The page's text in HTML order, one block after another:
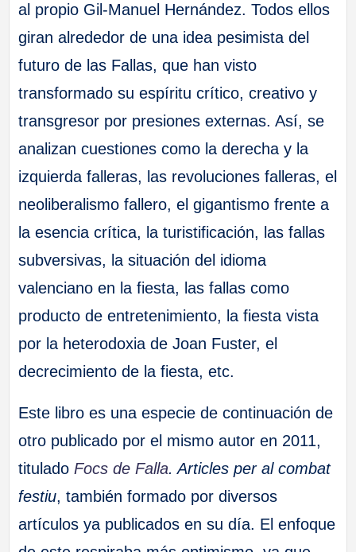
al propio Gil-Manuel Hernández. Todos ellos
giran alrededor de una idea pesimista del
futuro de las Fallas, que han visto
transformado su espíritu crítico, creativo y
transgresor por presiones externas. Así, se
analizan cuestiones como la derecha y la
izquierda falleras, las revoluciones falleras, el
neoliberalismo fallero, el gigantismo frente a
la esencia crítica, la turistificación, las fallas
subversivas, la situación del idioma
valenciano en la fiesta, las fallas como
producto de entretenimiento, la fiesta vista
por la heterodoxia de Joan Fuster, el
decrecimiento de la fiesta, etc.
Este libro es una especie de continuación de
otro publicado por el mismo autor en 2011,
titulado Focs de Falla. Articles per al combat
festiu, también formado por diversos
artículos ya publicados en su día. El enfoque